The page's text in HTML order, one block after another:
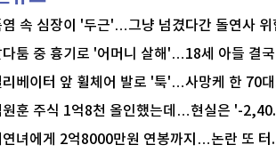
염 속 심장이 '두근'…그냥 넘겼다간 돌연사 위
다툼 중 흉기로 '어머니 살해'…18세 아들 결국